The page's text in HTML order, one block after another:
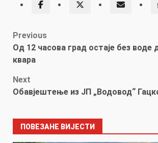
Post
navigation
Previous
Од 12 часова град остаје без
квара
Next
Обавјештење из ЈП „Водовод“
ПОВЕЗАНЕ ВИЈЕСТИ